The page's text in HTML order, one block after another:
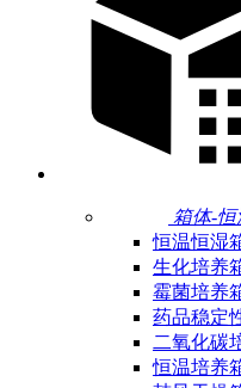
箱体-
恒温恒湿
生化培养
霉菌培养
药品稳定
二氧化碳
恒温培养